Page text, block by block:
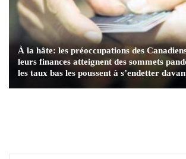
À la hâte: les préoccupations des
leurs finances atteignent des sommets
les taux bas les poussent à s’endetter